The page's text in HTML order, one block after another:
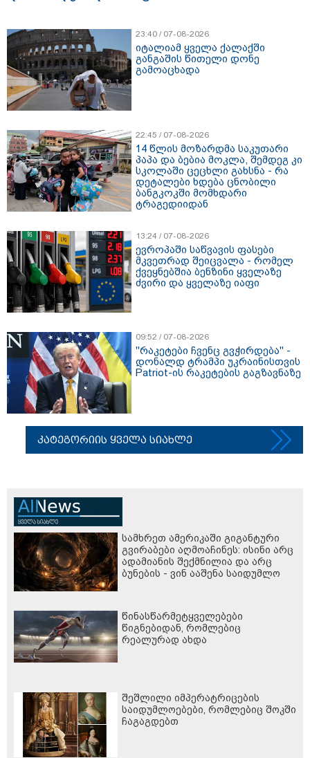
23:40 / 07-08-2026
იტალიამ ყველა ქალაქში
განგაშის წითელი დონე
გამოაცხადა
22:45 / 07-08-2026
14 წლის მოზარდმა საკუთარი
პაპა და ბებია მოკლა, შემდეგ კი
სკოლაში ცეცხლი გახსნა - რა
დეტალები ხდება ცნობილი
ბანგკოკში მომხდარი
ტრაგედიიდან
13:24 / 07-08-2026
ევროპაში საწვავის ფასები
მკვეთრად შეიცვალა - რომელ
ქვეყნებშია ბენზინი ყველაზე
ძვირი და ყველაზე იაფი
09:52 / 07-08-2026
"რაკეტები ჩვენც გვჭირდება" -
დონალდ ტრამპი უკრაინისთვის
Patriot-ის რაკეტების გაგზავნაზე
კატეგორიის ყველა სიახლე
სამხრეთ ამერიკაში გიგანტური
გვირაბები აღმოაჩინეს: ისინი არც
ადამიანის შექმნილია და არც
ბუნების - ვინ ააშენა საიდუმლო
წინასწარმეტყველებები
წიგნებიდან, რომლებიც
რეალურად ახდა
შეშლილი იმპერატრიცების
საიდუმლოებები, რომლებიც შოკში
ჩაგაგდებთ